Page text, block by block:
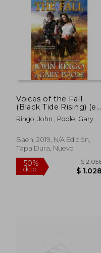
Voices of the Fall
(Black Tide Rising) (en
Inglés)
Ringo, John ; Poole, Gary
Baen, 2019, N/A Edición,
Tapa Dura, Nuevo